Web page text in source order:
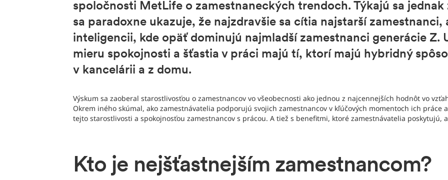
spoločnosti MetLife o zamestnaneckých trendoch. Týkajú sa
sa paradoxne ukazuje, že najzdravšie sa cítia najstarší
inteligencii, kde opäť dominujú najmladší zamestnanci generácie Z.
mieru spokojnosti a šťastia v práci majú tí, ktorí majú hybridný
v kancelárii a z domu.
Výskum sa zaoberal starostlivosťou o zamestnancov vo všeobecnosti ako jednou z najcennejších hodnôt vo
Okrem iného skúmal, ako zamestnávatelia podporujú svojich zamestnancov v kľúčových momentoch ich práce
tejto starostlivosti a spokojnosťou zamestnancov s prácou. A tiež s benefitmi, ktoré zamestnávatelia poskytujú,
Kto je nejšťastnejším zamestnancom?